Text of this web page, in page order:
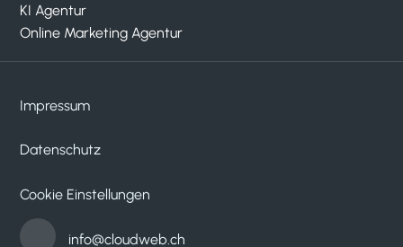
KI Agentur
Online Marketing Agentur
Impressum
Datenschutz
Cookie Einstellungen
info@cloudweb.ch
Empfehlungen auf
SEHR GUT